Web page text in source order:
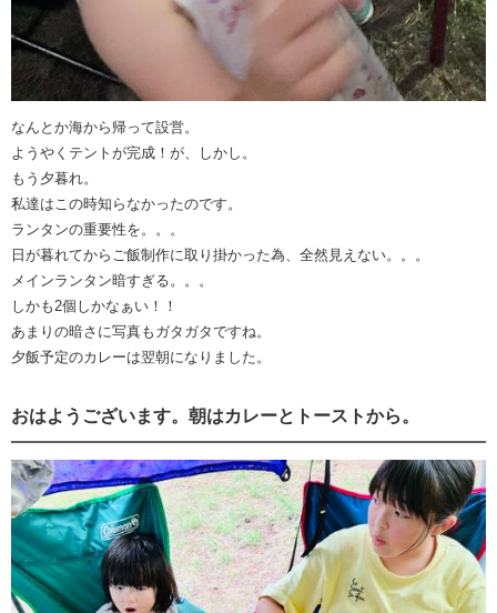
なんとか海から帰って設営。
ようやくテントが完成！が、しかし。
もう夕暮れ。
私達はこの時知らなかったのです。
ランタンの重要性を。。。
日が暮れてからご飯制作に取り掛かった為、全然見えない。。。
メインランタン暗すぎる。。。
しかも2個しかなぁい！！
あまりの暗さに写真もガタガタですね。
夕飯予定のカレーは翌朝になりました。
おはようございます。朝はカレーとトーストから。